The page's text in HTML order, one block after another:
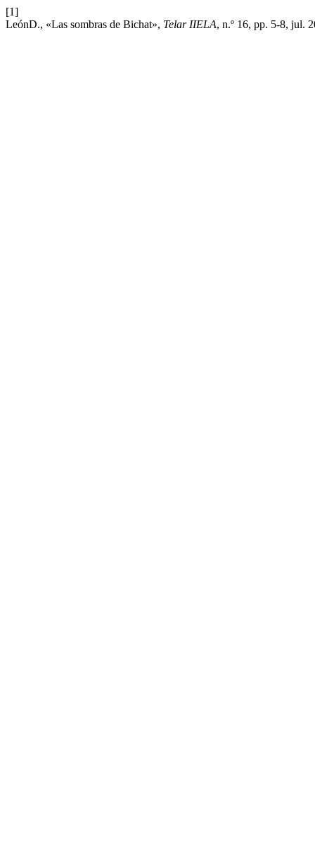
[1]
LeónD., «Las sombras de Bichat», Telar IIELA, n.º 16, pp. 5-8, jul.